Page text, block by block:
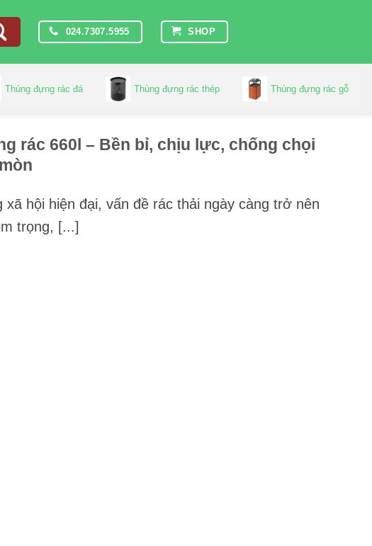
024.7307.5955 SHOP
Thùng đựng rác đá Thùng đựng rác thép Thùng đựng rác gỗ
rác 660l – Bền bỉ, chịu lực, chống chọi
xã hội hiện đại, vấn đề rác thải ngày càng trở nên
trọng, [...]